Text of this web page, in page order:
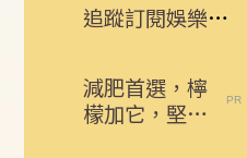
追蹤訂閱娛樂星聞 給你最即時的娛樂星鮮事
減肥首選，檸
檬加它，堅持